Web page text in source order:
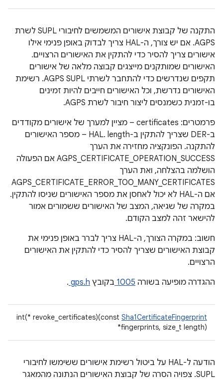
התקנה של קבוצת אישורים המשמשים לחיבורי SUPL לשרת
AGPS. אם יש צורך, ה-HAL צריך לבדוק באופן פנימי אילו
אישורים צריך להסיר כדי להתקין את האישורים הרצויים.
האישורים שמותקנים מייצגים קבוצה מלאה של אישורים
תקפים שנדרשים כדי להתחבר לשרתי AGPS SUPL. רשימת
האישורים נדרשת, וכל האישורים חייבים להיות זמינים
בו-זמנית כשמנסים ליצור חיבור לשרת AGPS.
פרמטרים: certificates – מציין למערך של אישורים מקודדים
ב-DER שצריך להתקין ב-HAL. length – מספר האישורים
להתקנה. הפונקציה מחזירה את הערך
AGPS_CERTIFICATE_OPERATION_SUCCESS אם הפעולה
הושלמה בהצלחה, ואת הערך
AGPS_CERTIFICATE_ERROR_TOO_MANY_CERTIFICATES
אם ה-HAL לא יכול לאחסן את מספר האישורים שניסו להתקין.
במקרה של שגיאה, המצב של האישורים ששמורים אמור
להישאר זהה למצב הקודם.
חשוב: במקרה הצורך, ה-HAL צריך לברר באופן פנימי את
קבוצת האישורים שצריך להסיר כדי להתקין את האישורים
הרצויים.
ההגדרה מופיעה בשורה 1005 בקובץ gps.h
.
int(* revoke_certificates)(const Sha1CertificateFingerprint
*fingerprints, size_t length)
הודעה ל-HAL על ביטול רשימת אישורים ששימשו לחיבורי
SUPL. צפויה הסרה של קבוצת האישורים הנתונה מהמאגר